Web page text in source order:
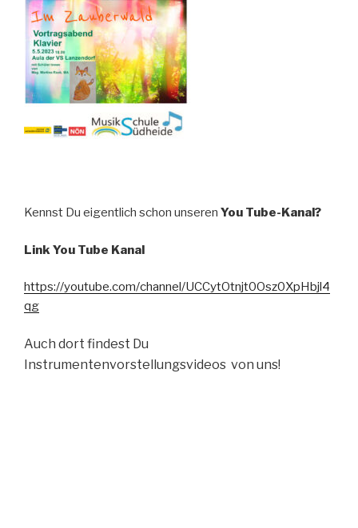
Kennst Du eigentlich schon unseren You Tube-Kanal?
Link You Tube Kanal
https://youtube.com/channel/UCCytOtnjt0Osz0XpHbjl4
qg
Auch dort findest Du
Instrumentenvorstellungsvideos von uns!